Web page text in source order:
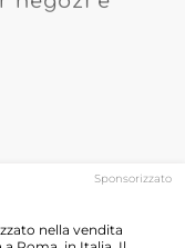
accessibile.
modelli
da
tute da
Sponsorizzato
nella vendita